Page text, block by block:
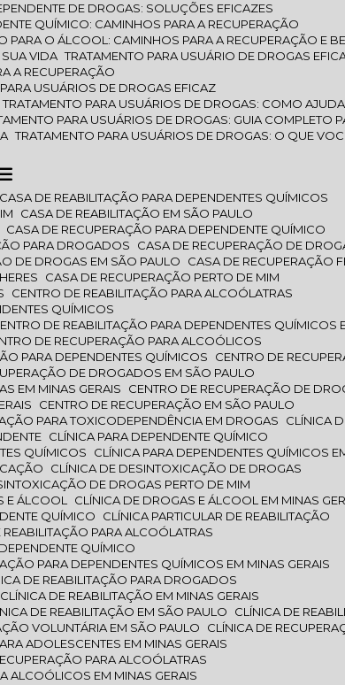
DE DROGAS: SOLUÇÕES EFICAZES
QUÍMICO: CAMINHOS PARA A RECUPERAÇÃO
PARA O ÁLCOOL: CAMINHOS PARA A RECUPERAÇÃO E
SUA VIDA
TRATAMENTO PARA USUÁRIO DE DROGAS
A RECUPERAÇÃO
PARA USUÁRIOS DE DROGAS EFICAZ
TRATAMENTO PARA USUÁRIOS DE DROGAS: COMO
PARA USUÁRIOS DE DROGAS: GUIA COMPLETO
TRATAMENTO PARA USUÁRIOS DE DROGAS: O QUE
CASA DE REABILITAÇÃO PARA DEPENDENTES QUÍMICOS
CASA DE REABILITAÇÃO EM SÃO PAULO
CASA DE RECUPERAÇÃO PARA DEPENDENTE QUÍMICO
PARA DROGADOS
CASA DE RECUPERAÇÃO DE
DE DROGAS EM SÃO PAULO
CASA DE RECUPERAÇÃO
CASA DE RECUPERAÇÃO PERTO DE MIM
CENTRO DE REABILITAÇÃO PARA ALCOÓLATRAS
QUÍMICOS
CENTRO DE REABILITAÇÃO PARA DEPENDENTES QUÍMICOS
DE RECUPERAÇÃO PARA ALCOÓLICOS
PARA DEPENDENTES QUÍMICOS
CENTRO DE
DE DROGADOS EM SÃO PAULO
EM MINAS GERAIS
CENTRO DE RECUPERAÇÃO DE
CENTRO DE RECUPERAÇÃO EM SÃO PAULO
PARA TOXICODEPENDÊNCIA EM DROGAS
CLÍNICA
CLÍNICA PARA DEPENDENTE QUÍMICO
QUÍMICOS
CLÍNICA PARA DEPENDENTES QUÍMICOS
CLÍNICA DE DESINTOXICAÇÃO DE DROGAS
DE DROGAS PERTO DE MIM
E ÁLCOOL
CLÍNICA DE DROGAS E ÁLCOOL EM MINAS
QUÍMICO
CLÍNICA PARTICULAR DE REABILITAÇÃO
REABILITAÇÃO PARA ALCOÓLATRAS
QUÍMICO
PARA DEPENDENTES QUÍMICOS EM MINAS GERAIS
DE REABILITAÇÃO PARA DROGADOS
CLÍNICA DE REABILITAÇÃO EM MINAS GERAIS
DE REABILITAÇÃO EM SÃO PAULO
CLÍNICA DE
VOLUNTÁRIA EM SÃO PAULO
CLÍNICA DE
ADOLESCENTES EM MINAS GERAIS
PARA ALCOÓLATRAS
ALCOÓLICOS EM MINAS GERAIS